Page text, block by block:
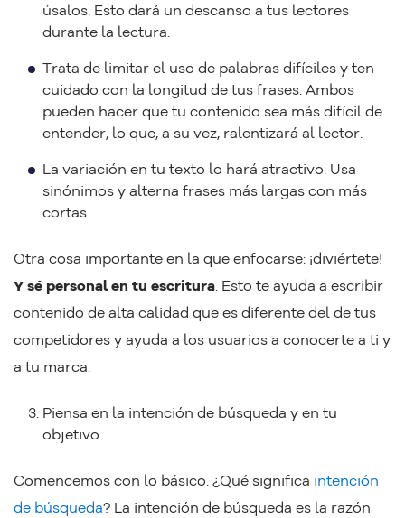
úsalos. Esto dará un descanso a tus lectores
durante la lectura.
Trata de limitar el uso de palabras difíciles y ten
cuidado con la longitud de tus frases. Ambos
pueden hacer que tu contenido sea más difícil de
entender, lo que, a su vez, ralentizará al lector.
La variación en tu texto lo hará atractivo. Usa
sinónimos y alterna frases más largas con más
cortas.
Otra cosa importante en la que enfocarse: ¡diviértete!
Y sé personal en tu escritura. Esto te ayuda a escribir
contenido de alta calidad que es diferente del de tus
competidores y ayuda a los usuarios a conocerte a ti y
a tu marca.
Piensa en la intención de búsqueda y en tu
objetivo
Comencemos con lo básico. ¿Qué significa intención
de búsqueda? La intención de búsqueda es la razón